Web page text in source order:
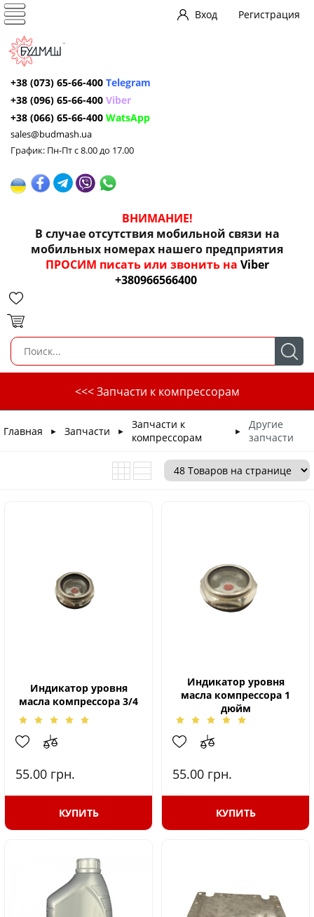
Вход Регистрация
+38 (073) 65-66-400 Telegram
+38 (096) 65-66-400 Viber
+38 (066) 65-66-400 WatsApp
sales@budmash.ua
График: Пн-Пт с 8.00 до 17.00
ВНИМАНИЕ!
В случае отсутствия мобильной связи на
мобильных номерах нашего предприятия
ПРОСИМ писать или звонить на Viber
+380966566400
<<< Запчасти к компрессорам
Главная ► Запчасти ►
Запчасти к
компрессорам
►
Другие
запчасти
Индикатор уровня
масла компрессора 3/4
55.00 грн.
КУПИТЬ
Индикатор уровня
масла компрессора 1
дюйм
55.00 грн.
КУПИТЬ